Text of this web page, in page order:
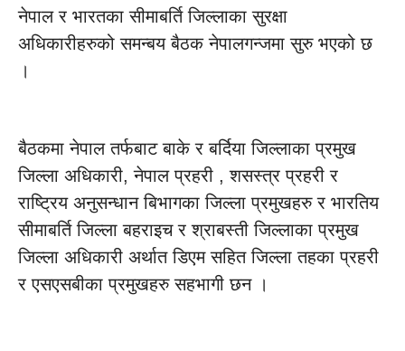
नेपाल र भारतका सीमाबर्ति जिल्लाका सुरक्षा
अधिकारीहरुको समन्बय बैठक नेपालगन्जमा सुरु भएको छ
।
बैठकमा नेपाल तर्फबाट बाके र बर्दिया जिल्लाका प्रमुख
जिल्ला अधिकारी, नेपाल प्रहरी , शसस्त्र प्रहरी र
राष्ट्रिय अनुसन्धान बिभागका जिल्ला प्रमुखहरु र भारतिय
सीमाबर्ति जिल्ला बहराइच र श्राबस्ती जिल्लाका प्रमुख
जिल्ला अधिकारी अर्थात डिएम सहित जिल्ला तहका प्रहरी
र एसएसबीका प्रमुखहरु सहभागी छन ।